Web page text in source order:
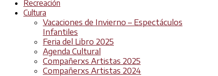
Recreación
Cultura
Vacaciones de Invierno – Espectáculos
Infantiles
Feria del Libro 2025
Agenda Cultural
Compañerxs Artistas 2025
Compañerxs Artistas 2024